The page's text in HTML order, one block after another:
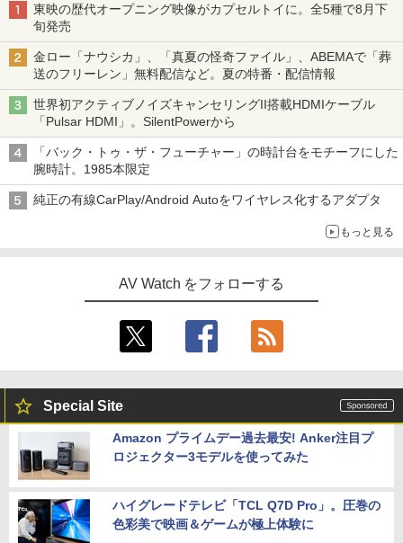
東映の歴代オープニング映像がカプセルトイに。全5種で8月下
旬発売
金ロー「ナウシカ」、「真夏の怪奇ファイル」、ABEMAで「葬
送のフリーレン」無料配信など。夏の特番・配信情報
世界初アクティブノイズキャンセリングII搭載HDMIケーブル
「Pulsar HDMI」。SilentPowerから
「バック・トゥ・ザ・フューチャー」の時計台をモチーフにした
腕時計。1985本限定
純正の有線CarPlay/Android Autoをワイヤレス化するアダプタ
もっと見る
AV Watch をフォローする
Special Site
Amazon プライムデー過去最安! Anker注目プ
ロジェクター3モデルを使ってみた
ハイグレードテレビ「TCL Q7D Pro」。圧巻の
色彩美で映画＆ゲームが極上体験に